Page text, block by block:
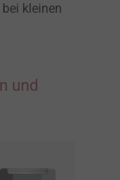
kleinen
und